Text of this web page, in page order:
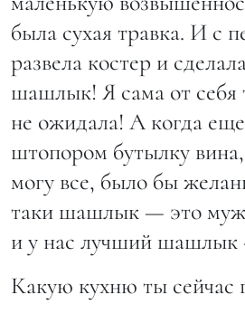
была сухая травка. И с
развела костер и
шашлык! Я сама от себя
не ожидала! А когда
штопором бутылку
могу все, было бы
таки шашлык — это
и у нас лучший
Какую кухню ты сейчас